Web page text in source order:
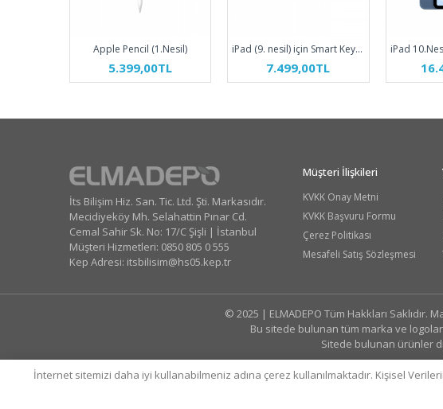
Apple Pencil (1.Nesil)
5.399,00TL
iPad (9. nesil) için Smart Keyboard Türkçe Q Klavye - MX3L2TQ/A
7.499,00TL
İts Bilişim Hiz. San. Tic. Ltd. Şti. Markasıdır.
Mecidiyeköy Mh. Selahattin Pınar Cd.
Cemal Sahir Sk. No: 17/C Şişli | İstanbul
Müşteri Hizmetleri: 0850 805 0 555
Kep Adresi: itsbilisim@hs05.kep.tr
Müşteri İlişkileri
KVKK Onay Metni
KVKK Başvuru Formu
Çerez Politikası
Mesafeli Satış Sözleşmesi
© 2025 | ELMADEPO Tüm Hakkları Saklıdır.
Bu sitede bulunan tüm marka ve
Sitede bulunan ürünler
İnternet sitemizi daha iyi kullanabilmeniz adına çerez kullanılmaktadır. Kişisel